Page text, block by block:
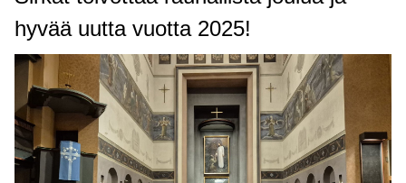
hyvää uutta vuotta 2025!